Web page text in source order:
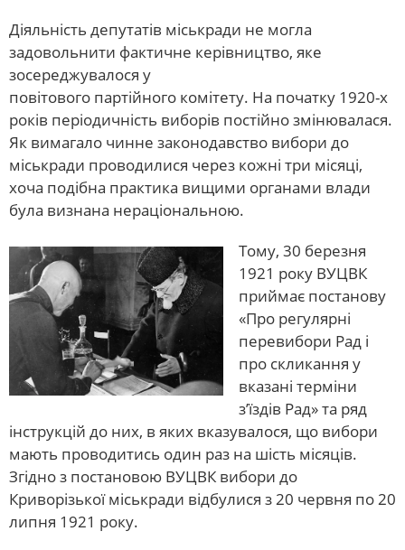
Діяльність депутатів міськради не могла
задовольнити фактичне керівництво, яке
зосереджувалося у
повітового партійного комітету. На початку 1920-х
років періодичність виборів постійно змінювалася.
Як вимагало чинне законодавство вибори до
міськради проводилися через кожні три місяці,
хоча подібна практика вищими органами влади
була визнана нераціональною.
Тому, 30 березня
1921 року ВУЦВК
приймає постанову
«Про регулярні
перевибори Рад і
про скликання у
вказані терміни
з’їздів Рад» та ряд
інструкцій до них, в яких вказувалося, що вибори
мають проводитись один раз на шість місяців.
Згідно з постановою ВУЦВК вибори до
Криворізької міськради відбулися з 20 червня по 20
липня 1921 року.